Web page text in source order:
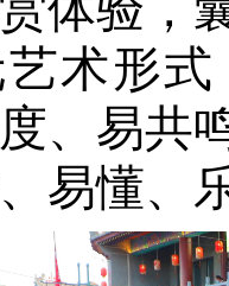
术形
、易共
易懂、